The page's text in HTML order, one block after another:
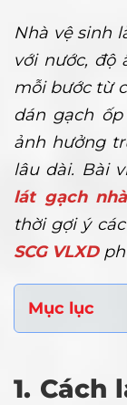
Nhà vệ sinh
với nước, độ
mỗi bước từ
dán gạch
ảnh hưởng
lâu dài. Bài
lát gạch
thời gợi ý
SCG VLXD
Mục lục
1. Cách